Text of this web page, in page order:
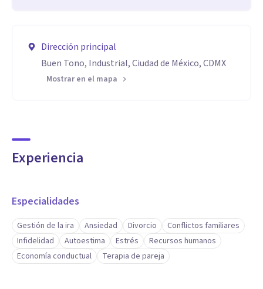
Dirección principal
Buen Tono, Industrial, Ciudad de México, CDMX
Mostrar en el mapa
Experiencia
Especialidades
Gestión de la ira Ansiedad Divorcio
Conflictos familiares
Infidelidad
Autoestima Estrés
Recursos humanos
Economía conductual
Terapia de pareja